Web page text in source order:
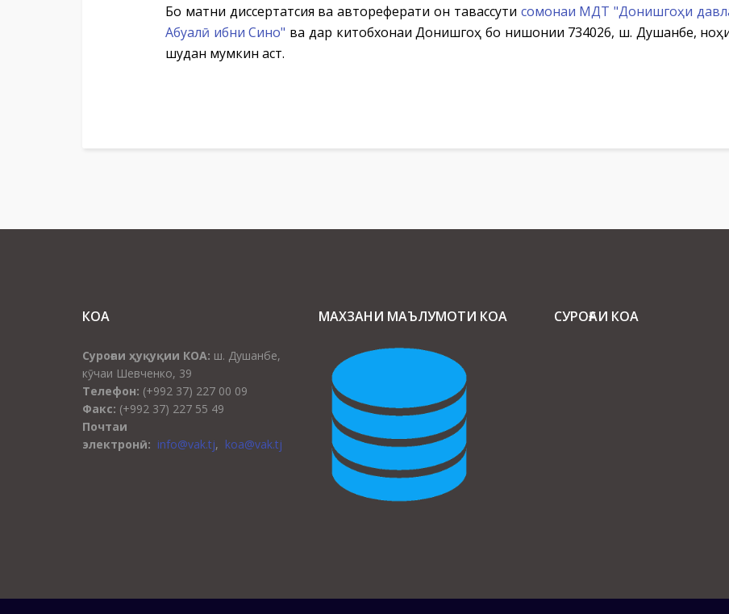
Бо матни диссертатсия ва автореферати он тавассути сомонаи МДТ "Донишгоҳи
Абуалӣ ибни Сино" ва дар китобхонаи Донишгоҳ бо нишонии 734026, ш. Душанбе,
шудан мумкин аст.
КОА
Суроғаи ҳуқуқии КОА: ш. Душанбе,
кӯчаи Шевченко, 39
Телефон: (+992 37) 227 00 09
Факс: (+992 37) 227 55 49
Почтаи
электронӣ: info@vak.tj, koa@vak.tj
МАХЗАНИ МАЪЛУМОТИ КОА СУРОҒАИ КОА